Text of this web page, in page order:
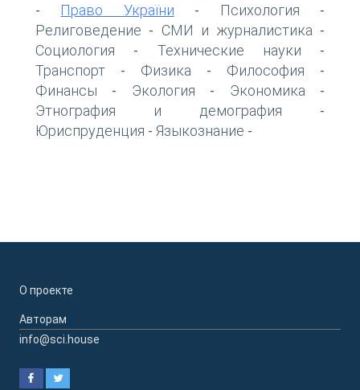
- Право України - Психология -
Религоведение - СМИ и журналистика -
Социология - Технические науки -
Транспорт - Физика - Философия -
Финансы - Экология - Экономика -
Этнография и демография -
Юриспруденция - Языкознание -
О проекте
Авторам
info@sci.house